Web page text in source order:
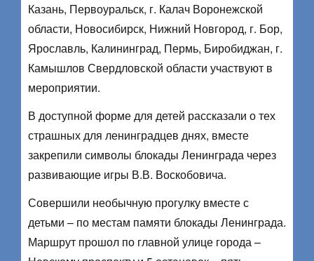
Казань, Первоуральск, г. Калач Воронежской
области, Новосибирск, Нижний Новгород, г. Бор,
Ярославль, Калининград, Пермь, Биробиджан, г.
Камышлов Свердловской области участвуют в
мероприятии.
В доступной форме для детей рассказали о тех
страшных для ленинградцев днях, вместе
закрепили символы блокады Ленинграда через
развивающие игры В.В. Воскобовича.
Совершили необычную прогулку вместе с
детьми – по местам памяти блокады Ленинграда.
Маршрут прошол по главной улице города –